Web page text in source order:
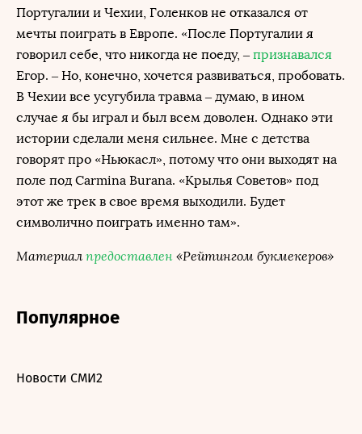
Португалии и Чехии, Голенков не отказался от
мечты поиграть в Европе. «После Португалии я
говорил себе, что никогда не поеду, – признавался
Егор. – Но, конечно, хочется развиваться, пробовать.
В Чехии все усугубила травма – думаю, в ином
случае я бы играл и был всем доволен. Однако эти
истории сделали меня сильнее. Мне с детства
говорят про «Ньюкасл», потому что они выходят на
поле под Carmina Burana. «Крылья Советов» под
этот же трек в свое время выходили. Будет
символично поиграть именно там».
Материалпредоставлен«Рейтингом букмекеров»
Популярное
Новости СМИ2